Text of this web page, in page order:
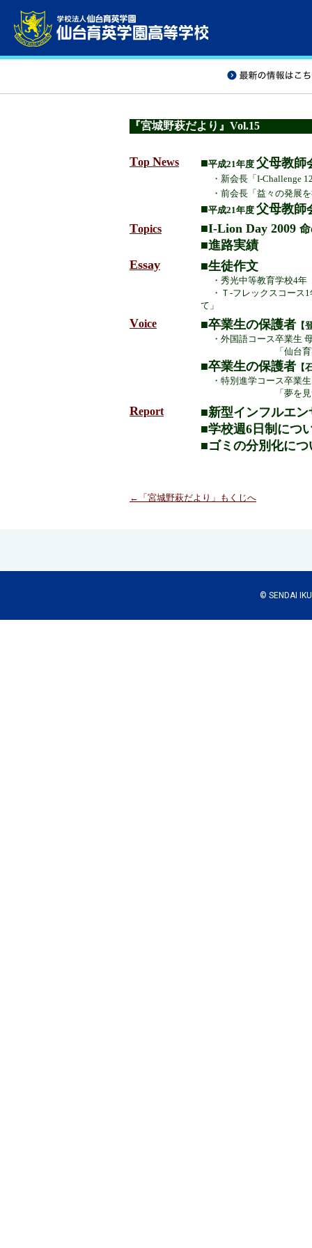
『宮城野萩だより』Vol.15
Top News ■平成21年度 父母教師
・新会長 「 I-Challenge
・前会長「 益々の発展
■平成21年度 父母教師
Topics ■I-Lion Day 2009
■進路実績
Essay
■生徒作文
・秀光中等教育学校4年
・ Ｔ-フレックスコース
て」
Voice ■卒業生の保護者 【
・外国語コース卒業生
「 仙台
■卒業生の保護者 【
・特別進学コース卒業
「夢を見つける
Report ■新型インフルエ
■学校週6日制につ
■ゴミの分別化につ
←「宮城野萩だより」もくじへ
© SENDAI